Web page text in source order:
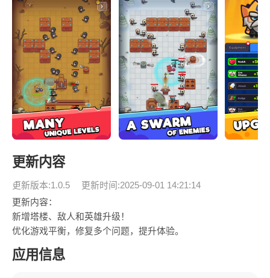
更新内容
更新版本:1.0.5
更新时间:2025-09-01 14:21:14
更新内容：
新增塔楼、敌人和英雄升级！
优化游戏平衡，修复多个问题，提升体验。
应用信息